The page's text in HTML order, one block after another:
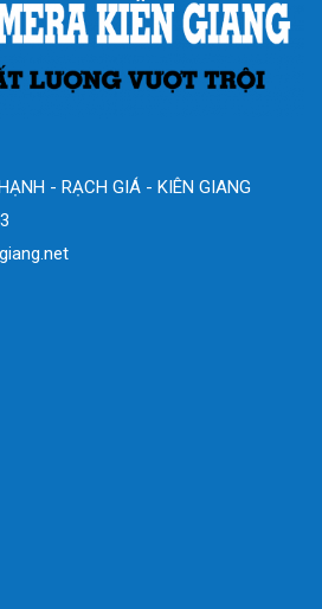
- RẠCH GIÁ - KIÊN GIANG